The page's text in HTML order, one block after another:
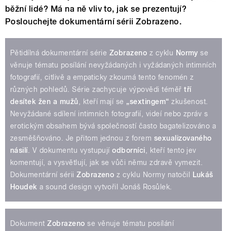
běžní lidé? Má na ně vliv to, jak se prezentují?
Poslouchejte dokumentární sérii Zobrazeno.
Pětidílná dokumentární série Zobrazeno z cyklu Normy se
věnuje tématu posílání nevyžádaných i vyžádaných intimních
fotografií, citlivě a empaticky zkoumá tento fenomén z
různých pohledů. Série zachycuje výpovědi téměř tří
desítek žen a mužů, kteří mají se „sextingem“ zkušenost.
Nevyžádané sdílení intimních fotografií, videí nebo zpráv s
erotickým obsahem bývá společností často bagatelizováno a
zesměšňováno. Je přitom jednou z forem sexualizovaného
násilí. V dokumentu vystupujíodborníci, kteří tento jev
komentují, a vysvětlují, jak se vůči němu zdravě vymezit.
Dokumentární sériiZobrazeno z cyklu Normy natočil
Lukáš
Houdek a sound design vytvořil Jonáš Rosůlek.
DokumentZobrazeno se věnuje tématu posílání